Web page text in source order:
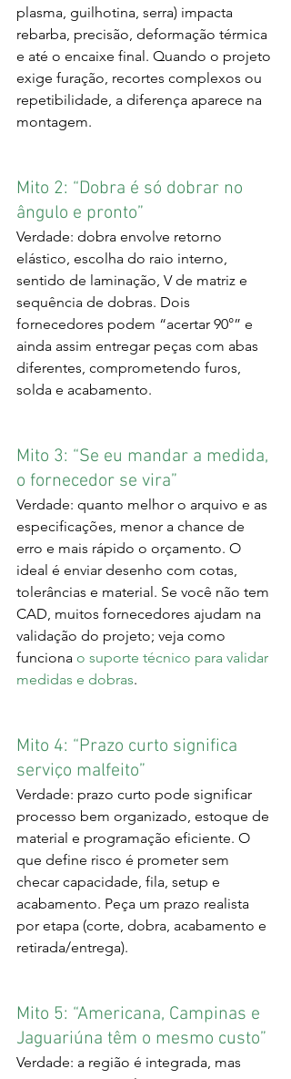
plasma, guilhotina, serra) impacta
rebarba, precisão, deformação térmica
e até o encaixe final. Quando o projeto
exige furação, recortes complexos ou
repetibilidade, a diferença aparece na
montagem.
Mito 2: “Dobra é só dobrar no
ângulo e pronto”
Verdade: dobra envolve retorno
elástico, escolha do raio interno,
sentido de laminação, V de matriz e
sequência de dobras. Dois
fornecedores podem “acertar 90°” e
ainda assim entregar peças com abas
diferentes, comprometendo furos,
solda e acabamento.
Mito 3: “Se eu mandar a medida,
o fornecedor se vira”
Verdade: quanto melhor o arquivo e as
especificações, menor a chance de
erro e mais rápido o orçamento. O
ideal é enviar desenho com cotas,
tolerâncias e material. Se você não tem
CAD, muitos fornecedores ajudam na
validação do projeto; veja como
funciona o suporte técnico para validar
medidas e dobras.
Mito 4: “Prazo curto significa
serviço malfeito”
Verdade: prazo curto pode significar
processo bem organizado, estoque de
material e programação eficiente. O
que define risco é prometer sem
checar capacidade, fila, setup e
acabamento. Peça um prazo realista
por etapa (corte, dobra, acabamento e
retirada/entrega).
Mito 5: “Americana, Campinas e
Jaguariúna têm o mesmo custo”
Verdade: a região é integrada, mas